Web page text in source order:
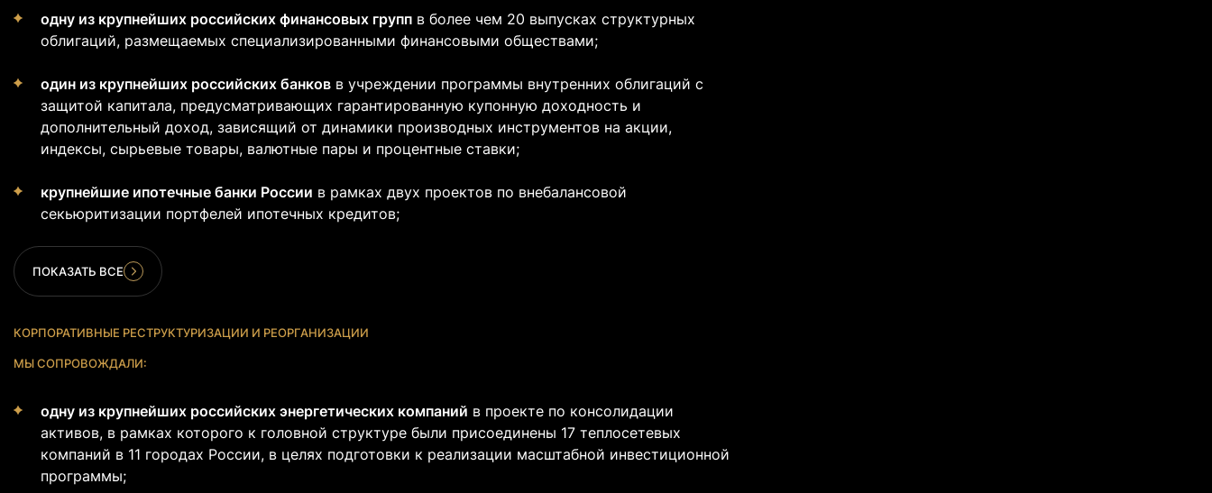
одну из крупнейших российских финансовых групп в более чем 20 выпусках структурных
облигаций, размещаемых специализированными финансовыми обществами;
один из крупнейших российских банков в учреждении программы внутренних облигаций с
защитой капитала, предусматривающих гарантированную купонную доходность и
дополнительный доход, зависящий от динамики производных инструментов на акции,
индексы, сырьевые товары, валютные пары и процентные ставки;
крупнейшие ипотечные банки России в рамках двух проектов по внебалансовой
секьюритизации портфелей ипотечных кредитов;
ПОКАЗАТЬ ВСЕ
КОРПОРАТИВНЫЕ РЕСТРУКТУРИЗАЦИИ И РЕОРГАНИЗАЦИИ
МЫ СОПРОВОЖДАЛИ:
одну из крупнейших российских энергетических компаний в проекте по консолидации
активов, в рамках которого к головной структуре были присоединены 17 теплосетевых
компаний в 11 городах России, в целях подготовки к реализации масштабной инвестиционной
программы;